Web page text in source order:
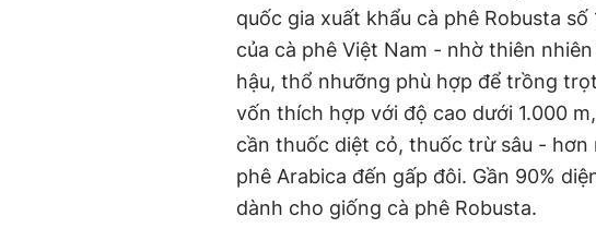
quốc gia xuất khẩu cà phê Robusta
của cà phê Việt Nam - nhờ thiên
hậu, thổ nhưỡng phù hợp để trồng
vốn thích hợp với độ cao dưới 1.000
cần thuốc diệt cỏ, thuốc trừ sâu -
phê Arabica đến gấp đôi. Gần 90%
dành cho giống cà phê Robusta.